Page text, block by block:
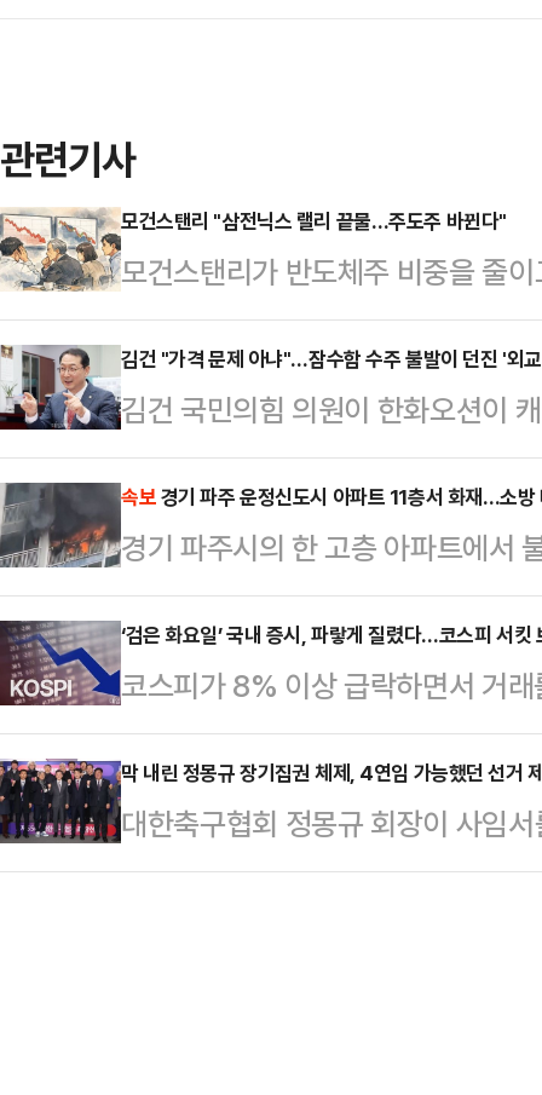
관련기사
모건스탠리 "삼전닉스 랠리 끝물…주도주 바뀐다"
모건스탠리가 반도체주 비중을 줄
했다.인공지능(AI) 투자 확대의 최
로는 상승 동력을 상당 부분 소진했
르면 모건스탠리는 최근 고객들에
이닉스, 마이크론 등 메모리 반도체
로소프트, 메타플랫폼 등 하이퍼스
다.모건스탠리는 그동안 반도체 업
차 둔화되고 있다는 점을 가장 …
김건 "가격 문제 아냐"…잠수함 수주 불발이 던진 '외
김건 국민의힘 의원이 한화오션이
에서 우선협상대상자로 선정되지
축 전략 전반을 재점검해야 한다고
"캐나다 정부가 약 60조 원 규모의
정했다"며 "최종 계약에 이르지 못
을 보유한 독일과 마지막까지 치열
전한다"고 밝혔다.김 의원은 "이번
계 정상급 수준에 …
속보경기 파주 운정신도시 아파트 11층서 화재…소방
경기 파주시의 한 고층 아파트에서
국에 따르면, 7일 오전 10시46분
리 아파트 11층 세대에서 화재가
관련 신고가 잇따랐다. 현재까지
국은 대응 1단계를 발령하고 진화
근 3~7개 소방서와 장비 31~50대
은 불을 모두 끄는 대로 정확한 화
‘검은 화요일’ 국내 증시, 파랗게 질렸다…코스피 서킷
코스피가 8% 이상 급락하면서 거래
됐다.7일 한국거래소에 따르면 이
1단계 서킷 브레이커가 발동돼 20
주식시장에서 주가가 급등하거나
정지시키는 조치다.코스피가 전 거
막 내린 정몽규 장기집권 체제, 4연임 가능했던 선거
대한축구협회 정몽규 회장이 사임
권이 막을 내렸지만 한국 축구 개혁